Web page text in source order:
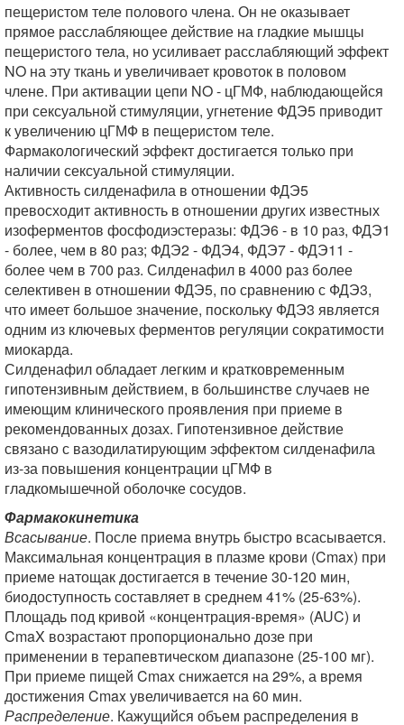
пещеристом теле полового члена. Он не оказывает
прямое расслабляющее действие на гладкие мышцы
пещеристого тела, но усиливает расслабляющий эффект
NO на эту ткань и увеличивает кровоток в половом
члене. При активации цепи NO - цГМФ, наблюдающейся
при сексуальной стимуляции, угнетение ФДЭ5 приводит
к увеличению цГМФ в пещеристом теле.
Фармакологический эффект достигается только при
наличии сексуальной стимуляции.
Активность силденафила в отношении ФДЭ5
превосходит активность в отношении других известных
изоферментов фосфодиэстеразы: ФДЭ6 - в 10 раз, ФДЭ1
- более, чем в 80 раз; ФДЭ2 - ФДЭ4, ФДЭ7 - ФДЭ11 -
более чем в 700 раз. Силденафил в 4000 раз более
селективен в отношении ФДЭ5, по сравнению с ФДЭ3,
что имеет большое значение, поскольку ФДЭ3 является
одним из ключевых ферментов регуляции сократимости
миокарда.
Силденафил обладает легким и кратковременным
гипотензивным действием, в большинстве случаев не
имеющим клинического проявления при приеме в
рекомендованных дозах. Гипотензивное действие
связано с вазодилатирующим эффектом силденафила
из-за повышения концентрации цГМФ в
гладкомышечной оболочке сосудов.
Фармакокинетика
Всасывание. После приема внутрь быстро всасывается.
Максимальная концентрация в плазме крови (Cmax) при
приеме натощак достигается в течение 30-120 мин,
биодоступность составляет в среднем 41% (25-63%).
Площадь под кривой «концентрация-время» (AUC) и
CmaX возрастают пропорционально дозе при
применении в терапевтическом диапазоне (25-100 мг).
При приеме пищей Cmax снижается на 29%, а время
достижения Cmax увеличивается на 60 мин.
Распределение. Кажущийся объем распределения в